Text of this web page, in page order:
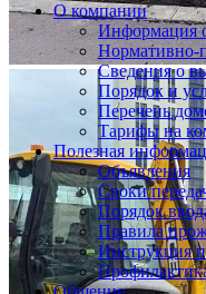
О компании
Информация
Нормативно-
Сведения о
Порядок и
Перечень
Тарифы на
Полезная
Объявления
Сроки
Порядок
Правила
Инструкция